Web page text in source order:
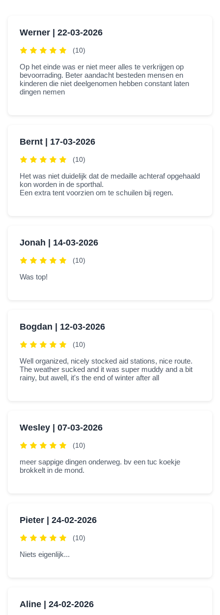
Werner | 22-03-2026
(10)
Op het einde was er niet meer alles te verkrijgen op
bevoorrading. Beter aandacht besteden mensen en
kinderen die niet deelgenomen hebben constant laten
dingen nemen
Bernt | 17-03-2026
(10)
Het was niet duidelijk dat de medaille achteraf opgehaald
kon worden in de sporthal.
Een extra tent voorzien om te schuilen bij regen.
Jonah | 14-03-2026
(10)
Was top!
Bogdan | 12-03-2026
(10)
Well organized, nicely stocked aid stations, nice route.
The weather sucked and it was super muddy and a bit
rainy, but awell, it's the end of winter after all
Wesley | 07-03-2026
(10)
meer sappige dingen onderweg. bv een tuc koekje
brokkelt in de mond.
Pieter | 24-02-2026
(10)
Niets eigenlijk...
Aline | 24-02-2026